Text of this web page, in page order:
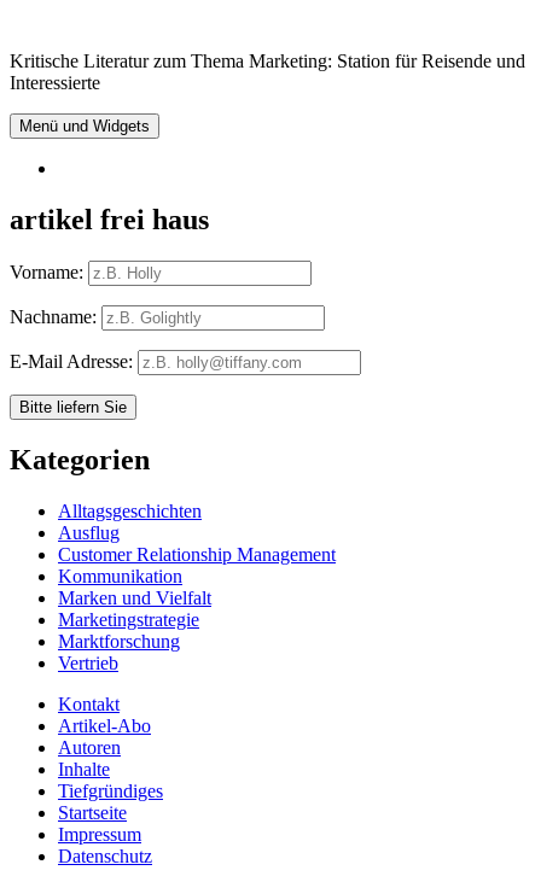
Inhalt
Kritische Literatur zum Thema Marketing: Station für Reisende und
Interessierte
Menü und Widgets
artikel frei haus
Vorname:
Nachname:
E-Mail Adresse:
Kategorien
Alltagsgeschichten
Ausflug
Customer Relationship Management
Kommunikation
Marken und Vielfalt
Marketingstrategie
Marktforschung
Vertrieb
Kontakt
Artikel-Abo
Autoren
Inhalte
Tiefgründiges
Startseite
Impressum
Datenschutz